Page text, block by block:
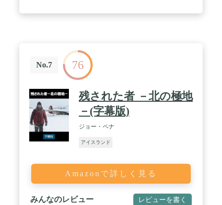
No.7 76
残された者 －北の極地
－(字幕版)
ジョー・ペナ
アイスランド
Amazonで詳しく見る
みんなのレビュー レビューを書く